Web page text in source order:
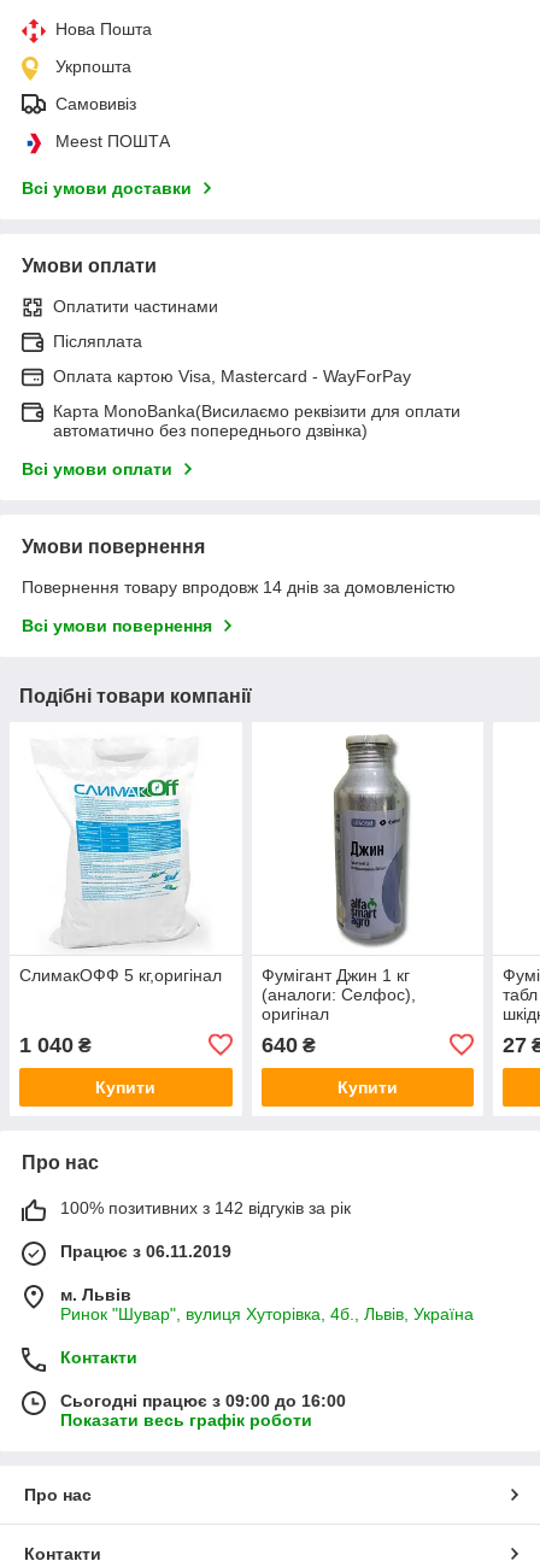
Нова Пошта
Укрпошта
Самовивіз
Meest ПОШТА
Всі умови доставки
Умови оплати
Оплатити частинами
Післяплата
Оплата картою Visa, Mastercard - WayForPay
Карта MonoBanka(Висилаємо реквізити для оплати
автоматично без попереднього дзвінка)
Всі умови оплати
Умови повернення
Повернення товару впродовж 14 днів за домовленістю
Всі умови повернення
Подібні товари компанії
СлимакОФФ 5 кг,оригінал
1 040 ₴
Купити
Фумігант Джин 1 кг
(аналоги: Селфос),
оригінал
640₴
Купити
27
Про нас
100% позитивних з 142 відгуків за рік
Працює з 06.11.2019
м. Львів
Ринок "Шувар", вулиця Хуторівка, 4б., Львів, Україна
Контакти
Сьогодні працює з 09:00 до 16:00
Показати весь графік роботи
Про нас
Контакти